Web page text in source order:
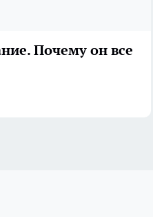
Почему он все